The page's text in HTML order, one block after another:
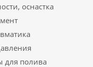
оснастка
для полива